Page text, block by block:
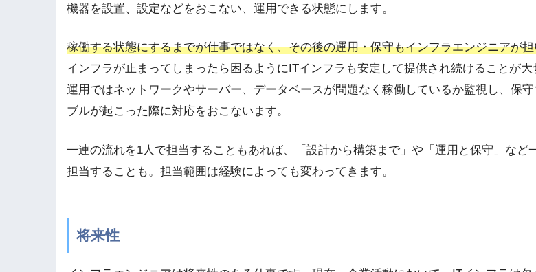
機器を設置、設定などをおこない、運用できる状態にします。
稼働する状態にするまでが仕事ではなく、その後の運用・保守もインフラエンジニアが
インフラが止まってしまったら困るようにITインフラも安定して提供され続けることが大
運用ではネットワークやサーバー、データベースが問題なく稼働しているか監視し、保守
ブルが起こった際に対応をおこないます。
一連の流れを1人で担当することもあれば、「設計から構築まで」や「運用と保守」など
担当することも。担当範囲は経験によっても変わってきます。
将来性